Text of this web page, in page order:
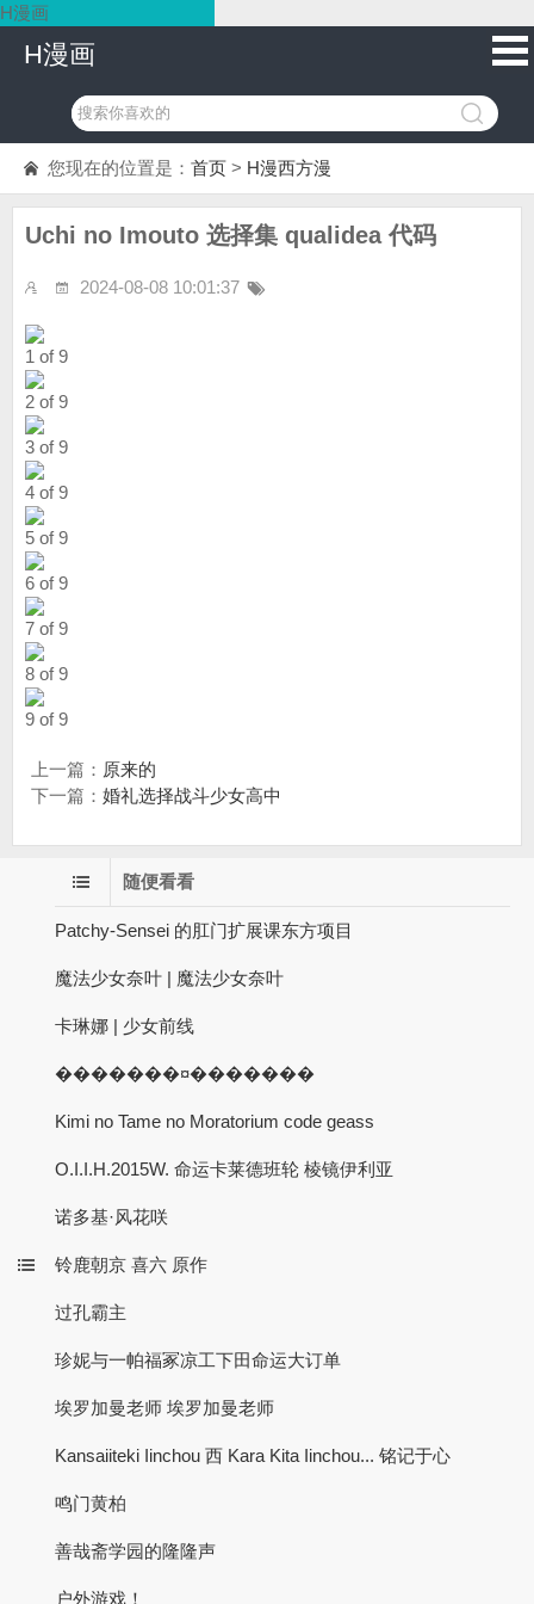
H漫画
H漫画
您现在的位置是： 首页 > H漫西方漫
Uchi no Imouto 选择集 qualidea 代码
2024-08-08 10:01:37
1 of 9
2 of 9
3 of 9
4 of 9
5 of 9
6 of 9
7 of 9
8 of 9
9 of 9
上一篇： 原来的
下一篇： 婚礼选择战斗少女高中
随便看看
Patchy-Sensei 的肛门扩展课东方项目
魔法少女奈叶 | 魔法少女奈叶
卡琳娜 | 少女前线
�������¤�������
Kimi no Tame no Moratorium code geass
O.I.I.H.2015W. 命运卡莱德班轮 棱镜伊利亚
诺多基·风花咲
铃鹿朝京 喜六 原作
过孔霸主
珍妮与一帕福冢凉工下田命运大订单
埃罗加曼老师 埃罗加曼老师
Kansaiiteki Iinchou 西 Kara Kita Iinchou... 铭记于心
鸣门黄柏
善哉斋学园的隆隆声
户外游戏！